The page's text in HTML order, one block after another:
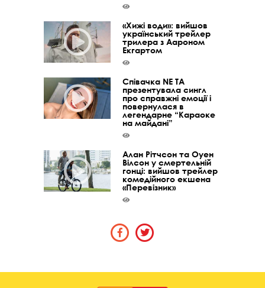
«Хижі води»: вийшов
український трейлер
трилера з Аароном
Екгартом
Співачка NE TA
презентувала сингл
про справжні емоції і
повернулася в
легендарне “Караоке
на майдані”
Алан Рітчсон та Оуен
Вілсон у смертельній
гонці: вийшов трейлер
комедійного екшена
«Перевізник»